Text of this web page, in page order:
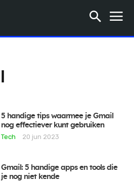
5 handige tips waarmee je Gmail
nog effectiever kunt gebruiken
Tech
20 jun 2023
Gmail: 5 handige apps en tools die
je nog niet kende